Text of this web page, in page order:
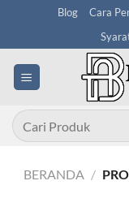
content
Blog Cara
Pencarian
untuk:
BERANDA /